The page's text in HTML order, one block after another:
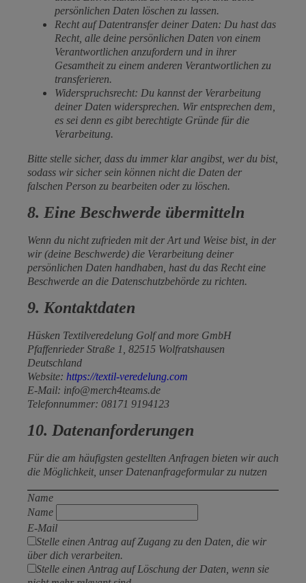
persönlichen Daten löschen zu lassen.
Recht auf Datentransfer deiner Daten: Du hast das
Recht, alle deine persönlichen Daten von einem
Verantwortlichen anzufordern und in ihrer
Gesamtheit zu einem anderen Verantwortlichen zu
transferieren.
Widerspruchsrecht: Du kannst der Verarbeitung
deiner Daten widersprechen. Wir entsprechen dem,
es sei denn es gibt berechtigte Gründe für die
Verarbeitung.
Bitte stelle sicher, dass du immer klar angibst, wer du bist,
sodass wir sicher sein können nicht die Daten der
falschen Person zu bearbeiten oder zu löschen.
8. Eine Beschwerde übermitteln
Wenn du nicht zufrieden mit der Art und Weise bist, in der
wir (deine Beschwerde) die Verarbeitung deiner
persönlichen Daten handhaben, hast du das Recht eine
Beschwerde an die Datenschutzbehörde zu richten.
9. Kontaktdaten
Hüsken Textilveredelung Golf and more GmbH
Pfaffenrieder Straße 1, 82515 Wolfratshausen
Deutschland
Website: https://textil-veredelung.com
E-Mail: info@merch4teams.de
Telefonnummer: 08171 9194123
10. Datenanforderungen
Für die am häufigsten gestellten Anfragen bieten wir auch
die Möglichkeit, unser Datenanfrageformular zu nutzen
Name
Name
E-Mail
Stelle einen Antrag auf Zugang zu den Daten, die wir
über dich verarbeiten.
Stelle einen Antrag auf Löschung der Daten, wenn sie